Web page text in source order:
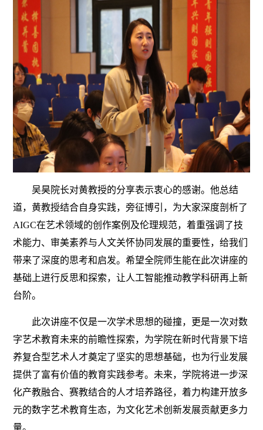
吴昊院长对黄教授的分享表示衷心的感谢。他总结
道，黄教授结合自身实践，旁征博引，为大家深度剖析了
AIGC在艺术领域的创作案例及伦理规范，着重强调了技
术能力、审美素养与人文关怀协同发展的重要性，给我们
带来了深度的思考和启发。希望全院师生能在此次讲座的
基础上进行反思和探索，让人工智能推动教学科研再上新
台阶。
此次讲座不仅是一次学术思想的碰撞，更是一次对数
字艺术教育未来的前瞻性探索，为学院在新时代背景下培
养复合型艺术人才奠定了坚实的思想基础，也为行业发展
提供了富有价值的教育实践参考。未来，学院将进一步深
化产教融合、赛教结合的人才培养路径，着力构建开放多
元的数字艺术教育生态，为文化艺术创新发展贡献更多力
量。